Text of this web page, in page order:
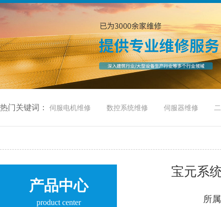
热门关键词： 伺服电机维修 数控系统维修 伺服器维修
产品中心
product center
宝元系
所